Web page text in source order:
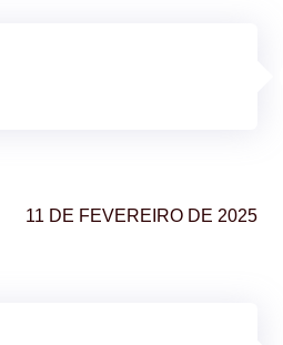
11 DE FEVEREIRO DE 2025